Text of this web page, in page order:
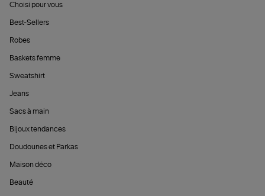
Choisi pour vous
Best-Sellers
Robes
Baskets femme
Sweatshirt
Jeans
Sacs à main
Bijoux tendances
Doudounes et Parkas
Maison déco
Beauté